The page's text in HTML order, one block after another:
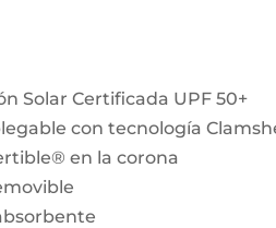
Solar Certificada UPF 50+
con tecnología
en la corona